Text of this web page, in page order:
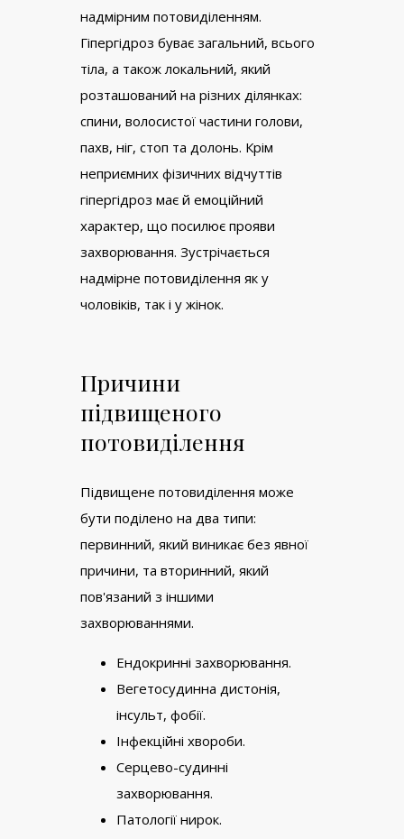
надмірним потовиділенням.
Гіпергідроз буває загальний, всього
тіла, а також локальний, який
розташований на різних ділянках:
спини, волосистої частини голови,
пахв, ніг, стоп та долонь. Крім
неприємних фізичних відчуттів
гіпергідроз має й емоційний
характер, що посилює прояви
захворювання. Зустрічається
надмірне потовиділення як у
чоловіків, так і у жінок.
Причини
підвищеного
потовиділення
Підвищене потовиділення може
бути поділено на два типи:
первинний, який виникає без явної
причини, та вторинний, який
пов'язаний з іншими
захворюваннями.
Ендокринні захворювання.
Вегетосудинна дистонія,
інсульт, фобії.
Інфекційні хвороби.
Серцево-судинні
захворювання.
Патології нирок.